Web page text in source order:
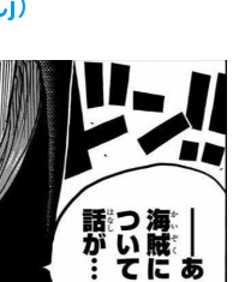
ｗｗ
」論争
限界まで極める事にした件
新グッズ、流石に一線を越